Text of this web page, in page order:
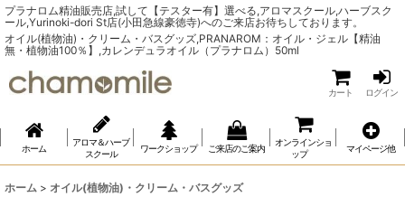
プラナロム精油販売店,試して【テスター有】選べる,アロマスクール,ハーブスク
ール,Yurinoki-dori St店(小田急線豪徳寺)へのご来店お待ちしております。
オイル(植物油)・クリーム・バスグッズ,PRANAROM：オイル・ジェル【精油
無・植物油100％】,カレンデュラオイル（プラナロム）50ml
カート ログイン
ホーム
アロマ＆ハーブ
スクール
ワークショップ ご来店のご案内
オンラインショ
ップ
マイページ他
ホーム > オイル(植物油)・クリーム・バスグッズ